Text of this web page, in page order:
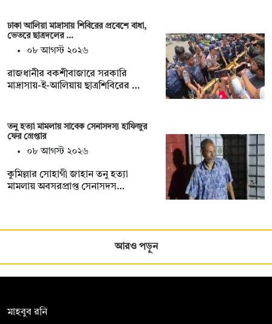
ঢাকা আলিয়া মাদ্রাসায় শিবিরের প্রবেশে বাধা,
ভেতরে ছাত্রদলের …
০৮ আগস্ট ২০২৬
রাজধানীর বকশীবাজারে সরকারি
মাদ্রাসায়-ই-আলিয়ায় ছাত্রশিবিরের …
তনু হত্যা মামলায় সাবেক সেনাসদস্য হাফিজুর
ফের গ্রেপ্তার
০৮ আগস্ট ২০২৬
কুমিল্লার সোহাগী জাহান তনু হত্যা
মামলায় অবসরপ্রাপ্ত সেনাসদস…
আরও পড়ুন
মাহবুব রনি